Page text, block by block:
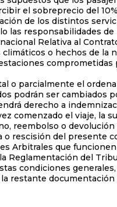
el sobreprecio del
de los distintos
responsabilidades de
Relativa al
o hechos de la
comprometidas
o parcialmente el
podrán ser cambiados
derecho a
comenzado el viaje, la
reembolso o devolución
o rescisión del presente
Arbitrales que
Reglamentación del
condiciones generales,
restante